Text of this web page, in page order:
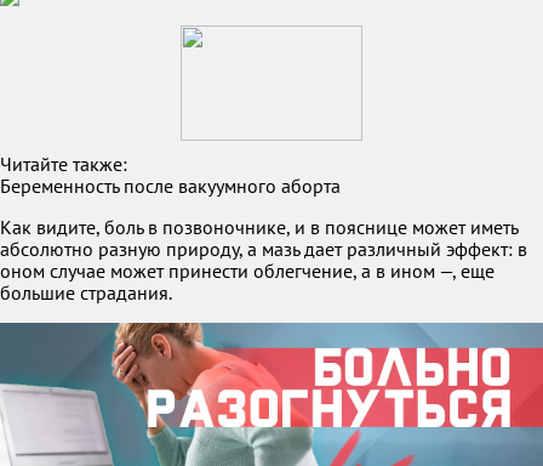
Читайте также:
Беременность после вакуумного аборта
Как видите, боль в позвоночнике, и в пояснице может иметь
абсолютно разную природу, а мазь дает различный эффект: в
оном случае может принести облегчение, а в ином —, еще
большие страдания.